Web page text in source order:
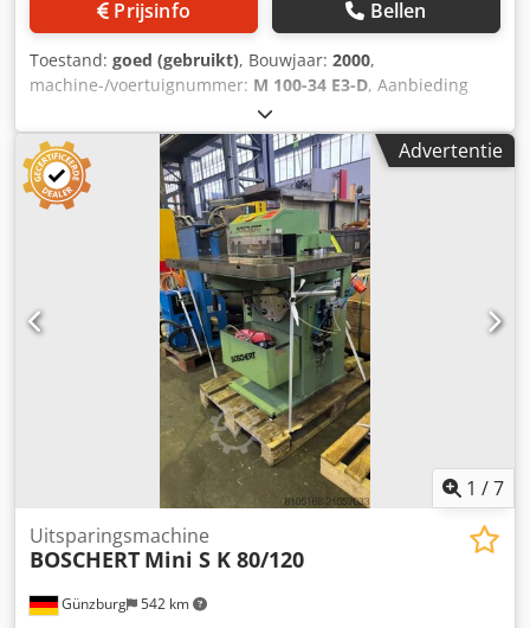
Prijsinfo Bellen
Toestand: goed (gebruikt), Bouwjaar: 2000,
machine-/voertuignummer: M 100-34 E3-D, Aanbieding
24371 Technische gegevens: - Machine voor de productie
van gesloten koudgevormde hoeken - Materiaaldiktes 0,8
tot 2,5 mm - max. haalbare plankhoogte zie tabel - min.
Werkstuklengte / min. werkstukbreedte 120 mm -
Productietijd per gevormde hoek, ongeacht materiaal 10
sec. Cjdpfx Aaou Rartogeha - Aandrijving 400 V / 4 kW -
Bedieningspaneel met E - voetschakelaar - Benodigde
ruimte station 1 ca. B 1100 x H 1650 x D 1100 mm - Gewicht
station 1 ca. 800 kg - Benodigde ruimte station 2 ca. B 800
x H 1400 x D 900 mm - Gewicht van station 2 ca. 500 kg
Advertentie
1 /7
Günzburg 542 km
Uitsparingsmachine
BOSCHERT Mini S K 80/120